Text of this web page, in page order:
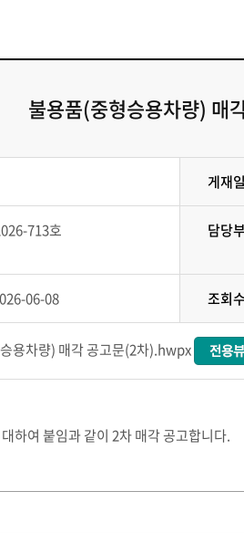
불용품(중형승용차량) 매
게재일
713호 담당
06-08 조회수
용차량) 매각 공고문(2차).hwpx
하여 붙임과 같이 2차 매각 공고합니다.